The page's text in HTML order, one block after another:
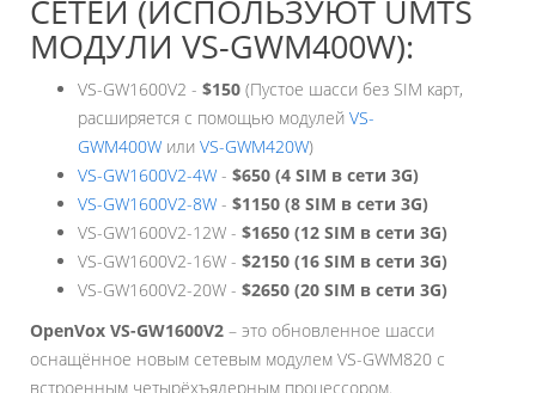
СЕТЕЙ (ИСПОЛЬЗУЮТ UMTS
МОДУЛИ VS-GWM400W):
VS-GW1600V2 - $150 (Пустое шасси без SIM карт,
расширяется с помощью модулей VS-
GWM400W или VS-GWM420W)
VS-GW1600V2-4W - $650 (4 SIM в сети 3G)
VS-GW1600V2-8W - $1150 (8 SIM в сети 3G)
VS-GW1600V2-12W - $1650 (12 SIM в сети 3G)
VS-GW1600V2-16W - $2150 (16 SIM в сети 3G)
VS-GW1600V2-20W - $2650 (20 SIM в сети 3G)
OpenVox VS-GW1600V2 – это обновленное шасси
оснащённое новым сетевым модулем VS-GWM820 с
встроенным четырёхъядерным процессором.